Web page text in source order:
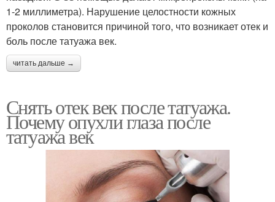
1-2 миллиметра). Нарушение целостности кожных
проколов становится причиной того, что возникает отек и
боль после татуажа век.
читать дальше →
Снять отек век после татуажа.
Почему опухли глаза после
татуажа век